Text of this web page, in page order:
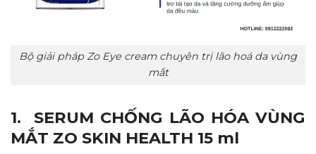
Bộ giải pháp Zo Eye cream chuyên trị lão hoá da vùng
mắt
1. SERUM CHỐNG LÃO HÓA VÙNG
MẮT ZO SKIN HEALTH 15 ml